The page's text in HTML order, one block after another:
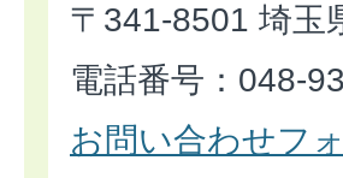
〒341-8501 埼玉
電話番号：048-
お問い合わせフ